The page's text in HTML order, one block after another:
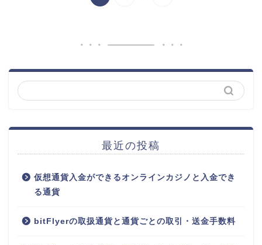
最近の投稿
仮想通貨入金ができるオンラインカジノと入金でき
る通貨
bitFlyerの取扱通貨と通貨ごとの取引・送金手数料